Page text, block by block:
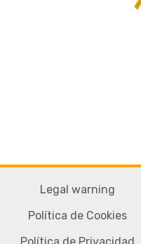
Legal warning
Política de Cookies